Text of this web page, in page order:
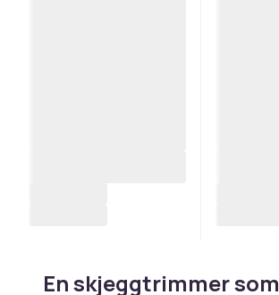
En skjeggtrimmer som